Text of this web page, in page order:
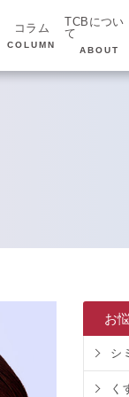
コラム
COLUMN
TCBについ
て
ABOUT
お
シ
く